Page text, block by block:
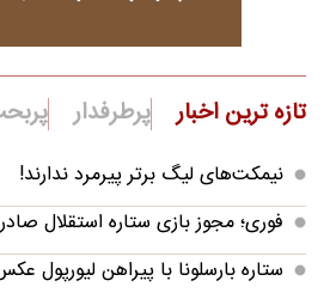
تازه ترین اخبار پرطرفدار
نیمکت‌های لیگ برتر پیرمرد ندارند!
فوری؛ مجوز بازی ستاره استقلال
ستاره بارسلونا با پیراهن لیورپول